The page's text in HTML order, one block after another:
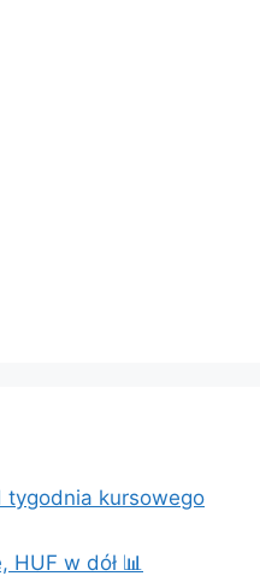
tygodnia kursowego
HUF w dół 📊